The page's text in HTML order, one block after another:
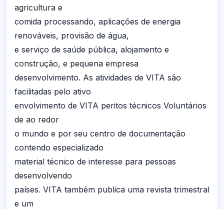
agricultura e
comida processando, aplicações de energia
renováveis, provisão de água,
e serviço de saúde pública, alojamento e
construção, e pequena empresa
desenvolvimento. As atividades de VITA são
facilitadas pelo ativo
envolvimento de VITA peritos técnicos Voluntários
de ao redor
o mundo e por seu centro de documentação
contendo especializado
material técnico de interesse para pessoas
desenvolvendo
países. VITA também publica uma revista trimestral
e um